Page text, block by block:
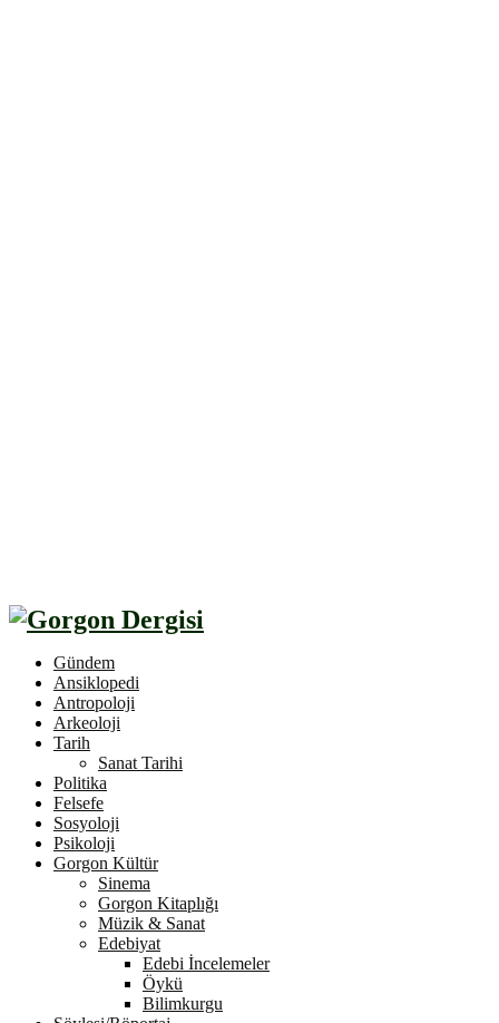
Gündem
Ansiklopedi
Antropoloji
Arkeoloji
Tarih
Sanat Tarihi
Politika
Felsefe
Sosyoloji
Psikoloji
Gorgon Kültür
Sinema
Gorgon Kitaplığı
Müzik & Sanat
Edebiyat
Edebi İncelemeler
Öykü
Bilimkurgu